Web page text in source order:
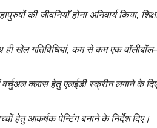
की जीवनियाँ होना अनिवार्य किया,
खेल गतिविधियां, कम से कम एक
क्लास हेतु एलईडी स्क्रीन लगाने के दिए
हेतु आकर्षक पेन्टिंग बनाने के निर्देश दिए।